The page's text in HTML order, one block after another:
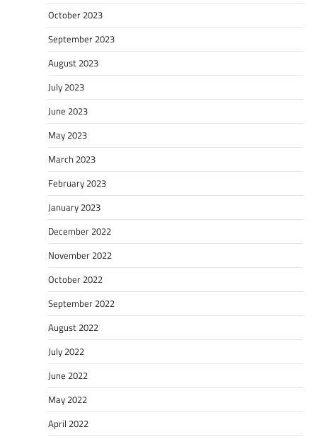
October 2023
September 2023
August 2023
July 2023
June 2023
May 2023
March 2023
February 2023
January 2023
December 2022
November 2022
October 2022
September 2022
August 2022
July 2022
June 2022
May 2022
April 2022